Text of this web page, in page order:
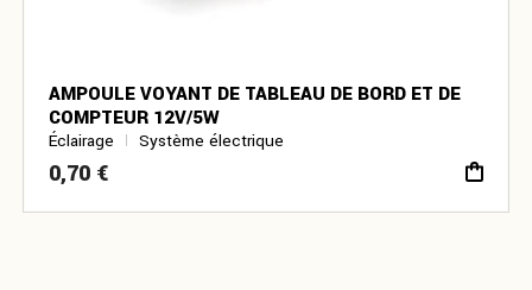
AMPOULE VOYANT DE TABLEAU DE BORD ET DE
COMPTEUR 12V/5W
Éclairage Système électrique
0,70 €